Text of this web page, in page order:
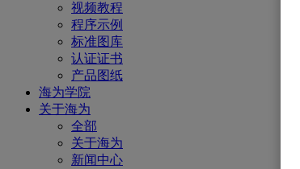
视频教程
程序示例
标准图库
认证证书
产品图纸
海为学院
关于海为
全部
关于海为
新闻中心